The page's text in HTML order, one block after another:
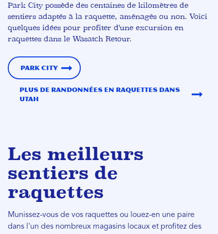
Park City possède des centaines de kilomètres de
sentiers adaptés à la raquette, aménagés ou non. Voici
quelques idées pour profiter d'une excursion en
raquettes dans le Wasatch Retour.
Park City
Plus de randonnées en raquettes dans
Utah
Les meilleurs
sentiers de
raquettes
Munissez-vous de vos raquettes ou louez-en une paire
dans l'un des nombreux magasins locaux et profitez des